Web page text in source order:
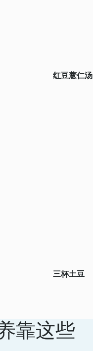
红豆薏仁汤
三杯土豆
靠这些